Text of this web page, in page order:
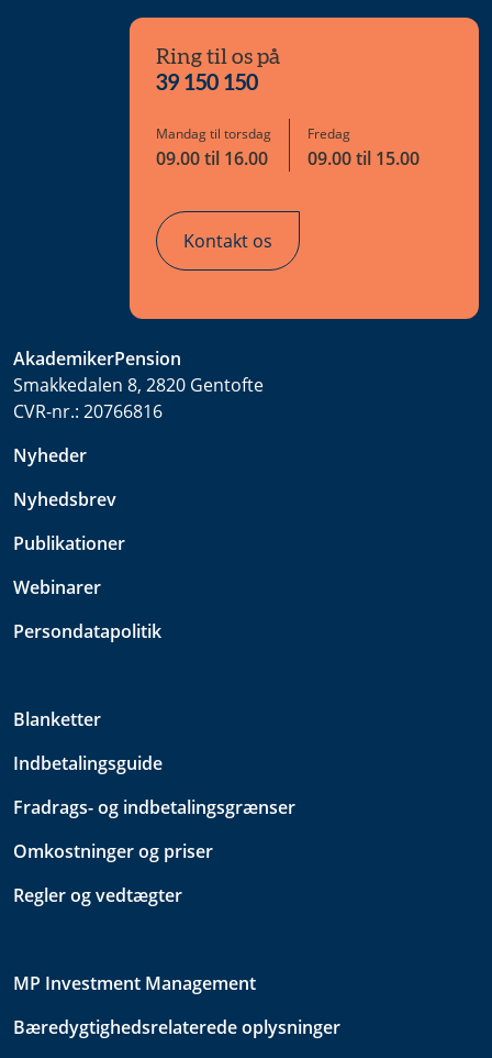
Ring til os på
39 150 150
Mandag til torsdag
09.00 til 16.00
Fredag
09.00 til 15.00
Kontakt os
AkademikerPension
Smakkedalen 8, 2820 Gentofte
CVR-nr.: 20766816
Nyheder
Nyhedsbrev
Publikationer
Webinarer
Persondatapolitik
Blanketter
Indbetalingsguide
Fradrags- og indbetalingsgrænser
Omkostninger og priser
Regler og vedtægter
MP Investment Management
Bæredygtighedsrelaterede oplysninger